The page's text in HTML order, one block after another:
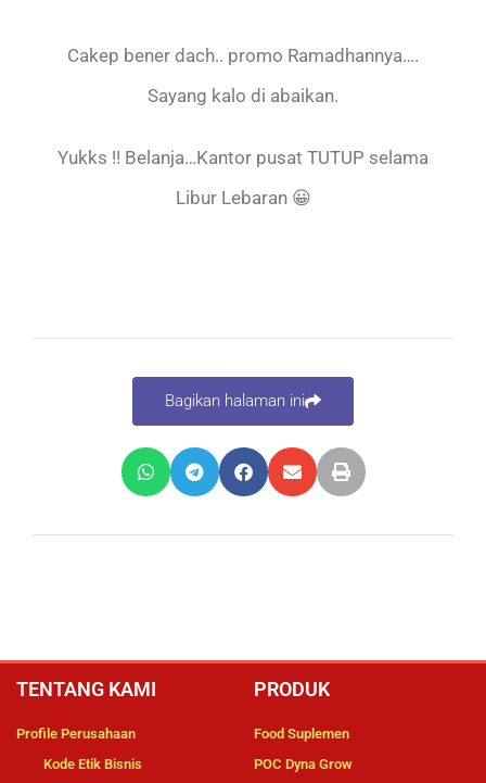
Cakep bener dach.. promo Ramadhannya….
Sayang kalo di abaikan.
Yukks !! Belanja…Kantor pusat TUTUP selama
Libur Lebaran 😀
Bagikan halaman ini
TENTANG KAMI
Profile Perusahaan
Kode Etik Bisnis
PRODUK
Food Suplemen
POC Dyna Grow